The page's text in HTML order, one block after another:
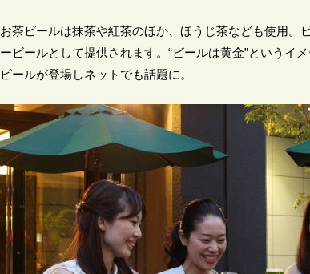
お茶ビールは抹茶や紅茶のほか、ほうじ茶なども使用。
ービールとして提供されます。“ビールは黄金”というイ
ビールが登場しネットでも話題に。